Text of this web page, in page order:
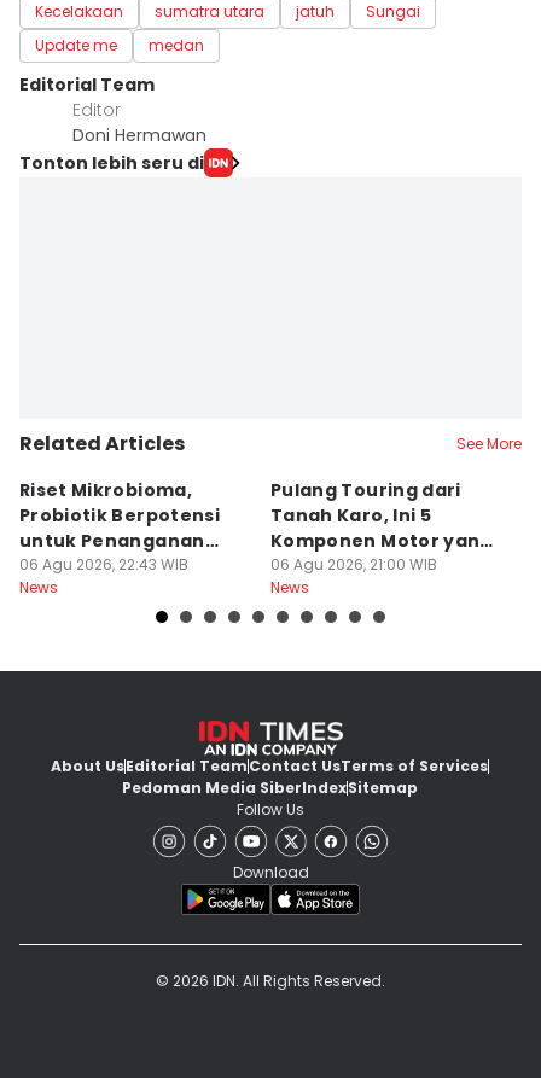
Kecelakaan sumatra utara jatuh
Sungai
Update me
medan
Editorial Team
Editor
Doni Hermawan
Tonton lebih seru di
Related Articles See More
Riset Mikrobioma,
Probiotik Berpotensi
untuk Penanganan
Jerawat
06 Agu 2026, 22:43 WIB
News
Pulang Touring dari
Tanah Karo, Ini 5
Komponen Motor yang
Wajib Dicek
06 Agu 2026, 21:00 WIB
News
About UsEditorial TeamContact UsTerms of Services
Pedoman Media SiberIndexSitemap
Follow Us
Download
© 2026 IDN. All Rights Reserved.